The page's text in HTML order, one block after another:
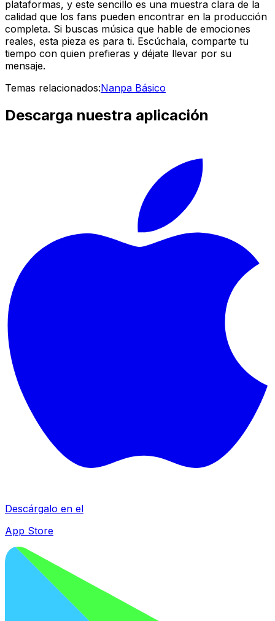
plataformas, y este sencillo es una muestra clara de la
calidad que los fans pueden encontrar en la producción
completa. Si buscas música que hable de emociones
reales, esta pieza es para ti. Escúchala, comparte tu
tiempo con quien prefieras y déjate llevar por su
mensaje.
Temas relacionados:Nanpa Básico
Descarga nuestra aplicación
Descárgalo en el
App Store